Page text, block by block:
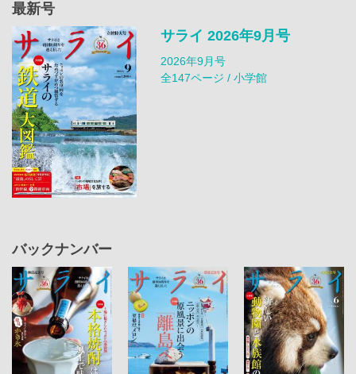
最新号
サライ 2026年9月号
2026年9月号
全147ページ / 小学館
バックナンバー